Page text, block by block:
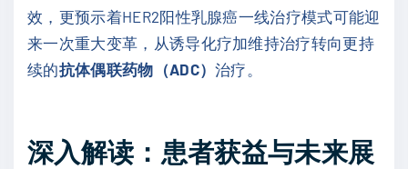
效，更预示着HER2阳性乳腺癌一线治疗模式可能迎
来一次重大变革，从诱导化疗加维持治疗转向更持
续的抗体偶联药物（ADC）治疗。
深入解读：患者获益与未来展